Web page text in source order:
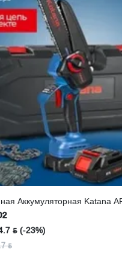
Аккумуляторная Katana
ƃ (-23%)
ƃ